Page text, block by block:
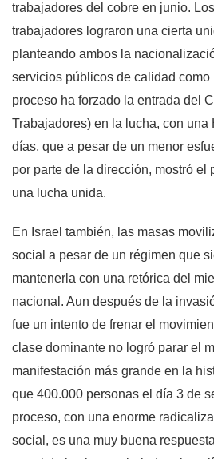
trabajadores del cobre en junio.
trabajadores lograron una cierta
planteando ambos la
servicios públicos de calidad
proceso ha forzado la entrada del
Trabajadores) en la lucha, con una
días, que a pesar de un menor
por parte de la dirección, mostró el
una lucha unida.
En Israel también, las masas
social a pesar de un régimen que
mantenerla con una retórica del
nacional. Aun después de la
fue un intento de frenar el
clase dominante no logró parar el
manifestación más grande en la
que 400.000 personas el día 3 de
proceso, con una enorme
social, es una muy buena